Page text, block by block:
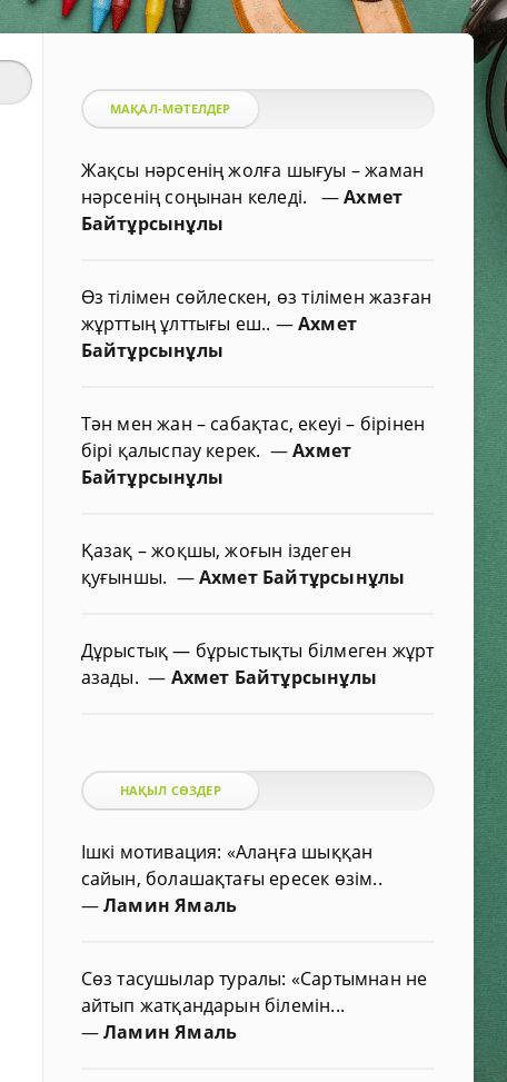
МАҚАЛ-МӘТЕЛДЕР
Жақсы нәрсенің жолға шығуы – жаман
нәрсенің соңынан келеді. —Ахмет
Байтұрсынұлы
Өз тілімен сөйлескен, өз тілімен жазған
жұрттың ұлттығы еш.. —Ахмет
Байтұрсынұлы
Тән мен жан – сабақтас, екеуі – бірінен
бірі қалыспау керек. —Ахмет
Байтұрсынұлы
Қазақ – жоқшы, жоғын іздеген
қуғыншы. —Ахмет Байтұрсынұлы
Дұрыстық — бұрыстықты білмеген жұрт
азады.— Ахмет Байтұрсынұлы
НАҚЫЛ СӨЗДЕР
Ішкі мотивация: «Алаңға шыққан
сайын, болашақтағы ересек өзім..
—Ламин Ямаль
Сөз тасушылар туралы: «Сартымнан не
айтып жатқандарын білемін...
—Ламин Ямаль